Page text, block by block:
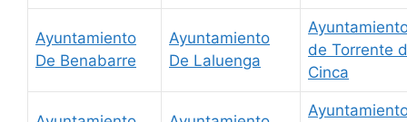
Ayuntamiento
De Benabarre
Ayuntamiento
De Laluenga
de Torrente
Cinca